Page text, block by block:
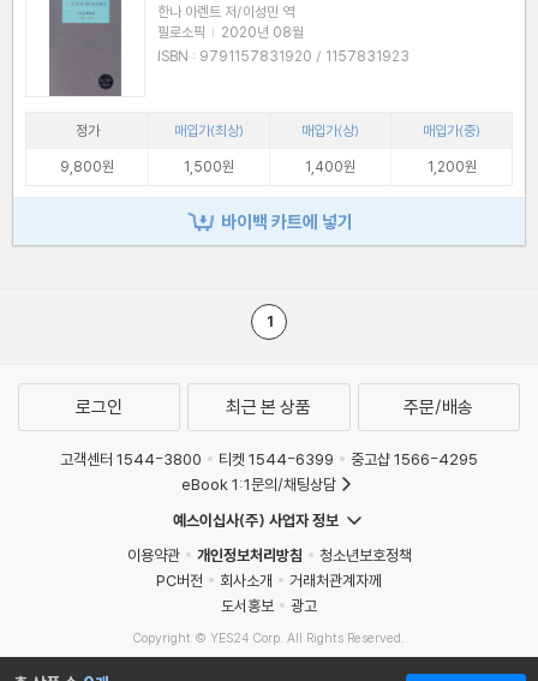
한나 아렌트 저/이성민 역
필로소픽 | 2020년 08월
ISBN : 9791157831920 / 1157831923
정가 매입가(최상) 매입가(상)
매입가(중)
9,800원
1,500원 1,400원 1,200원
바이백 카트에 넣기
1
로그인 최근 본 상품 주문/배송
고객센터 1544-3800 티켓 1544-6399
중고샵 1566-4295
eBook 1:1문의/채팅상담
예스이십사(주) 사업자 정보
이용약관
개인정보처리방침
청소년보호정책
PC버전
회사소개
거래처관계자께
도서홍보
광고
Copyright © YES24 Corp. All Rights Reserved.
MATOM11